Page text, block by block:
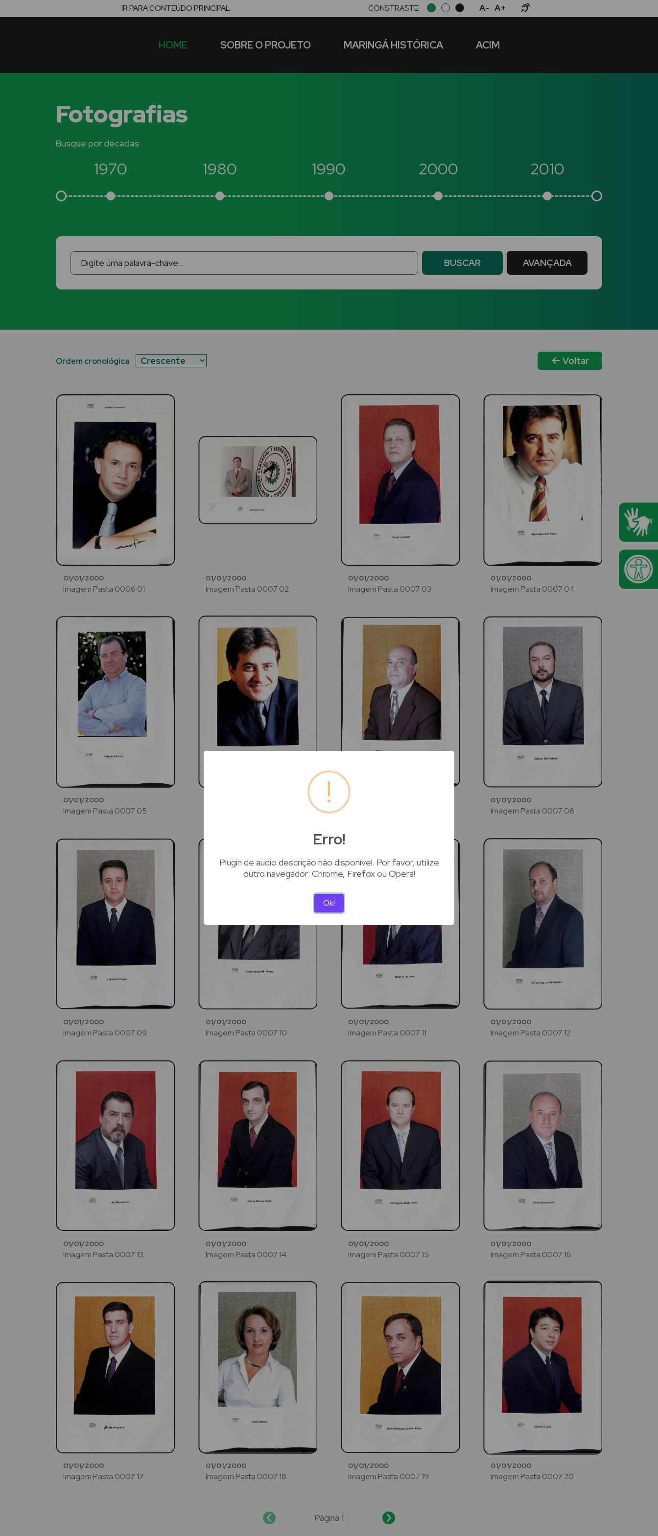
IR PARA CONTEÚDO PRINCIPAL CONSTRASTE A- A+
HOME SOBRE O PROJETO MARINGÁ HISTÓRICA ACIM
Fotografias
Busque por décadas
1970 1980 1990 2000 2010
BUSCAR AVANÇADA
Ordem cronológica Voltar
01/01/2000
Imagem Pasta 0006 01
01/01/2000
Imagem Pasta 0007 02
01/01/2000
Imagem Pasta 0007 03
01/01/2000
Imagem Pasta 0007 04
01/01/2000
Imagem Pasta 0007 05
01/01/2000 01/01/2000
Imagem Pasta 0007 08
01/01/2000
Imagem Pasta 0007 09
01/01/2000
Imagem Pasta 0007 10
01/01/2000
Imagem Pasta 0007 11
01/01/2000
Imagem Pasta 0007 12
01/01/2000
Imagem Pasta 0007 13
01/01/2000
Imagem Pasta 0007 14
01/01/2000
Imagem Pasta 0007 15
01/01/2000
Imagem Pasta 0007 16
01/01/2000
Imagem Pasta 0007 17
01/01/2000
Imagem Pasta 0007 18
01/01/2000
Imagem Pasta 0007 19
01/01/2000
Imagem Pasta 0007 20
Página 1
!
Erro!
Plugin de audio descrição não disponível. Por favor, utilize
outro navegador: Chrome, Firefox ou Opera!
Ok!